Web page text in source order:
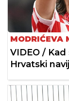
MODRIĆEVA
VIDEO /
Hrvatski